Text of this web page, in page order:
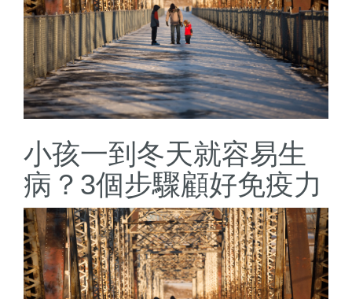
小孩一到冬天就容易生
病？3個步驟顧好免疫力